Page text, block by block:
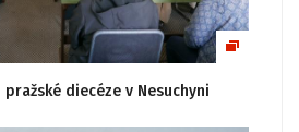
diecéze v Nesuchyni